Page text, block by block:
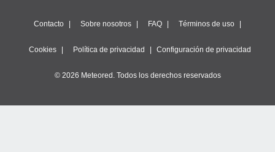
Contacto Sobre nosotros FAQ Términos de uso
Cookies Política de privacidad Configuración de privacidad
© 2026 Meteored. Todos los derechos reservados